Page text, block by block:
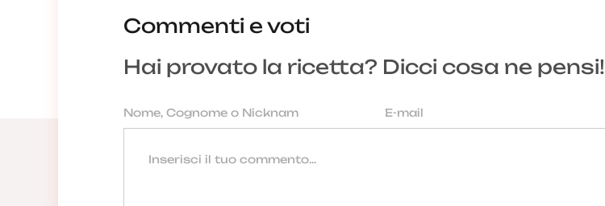
Commenti e voti
Hai provato la ricetta? Dicci cosa ne pensi!